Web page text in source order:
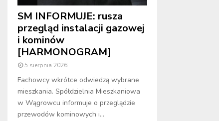
SM INFORMUJE: rusza
przegląd instalacji gazowej
i kominów
[HARMONOGRAM]
5 sierpnia 2026
Fachowcy wkrótce odwiedzą wybrane
mieszkania. Spółdzielnia Mieszkaniowa
w Wągrowcu informuje o przeglądzie
przewodów kominowych i...